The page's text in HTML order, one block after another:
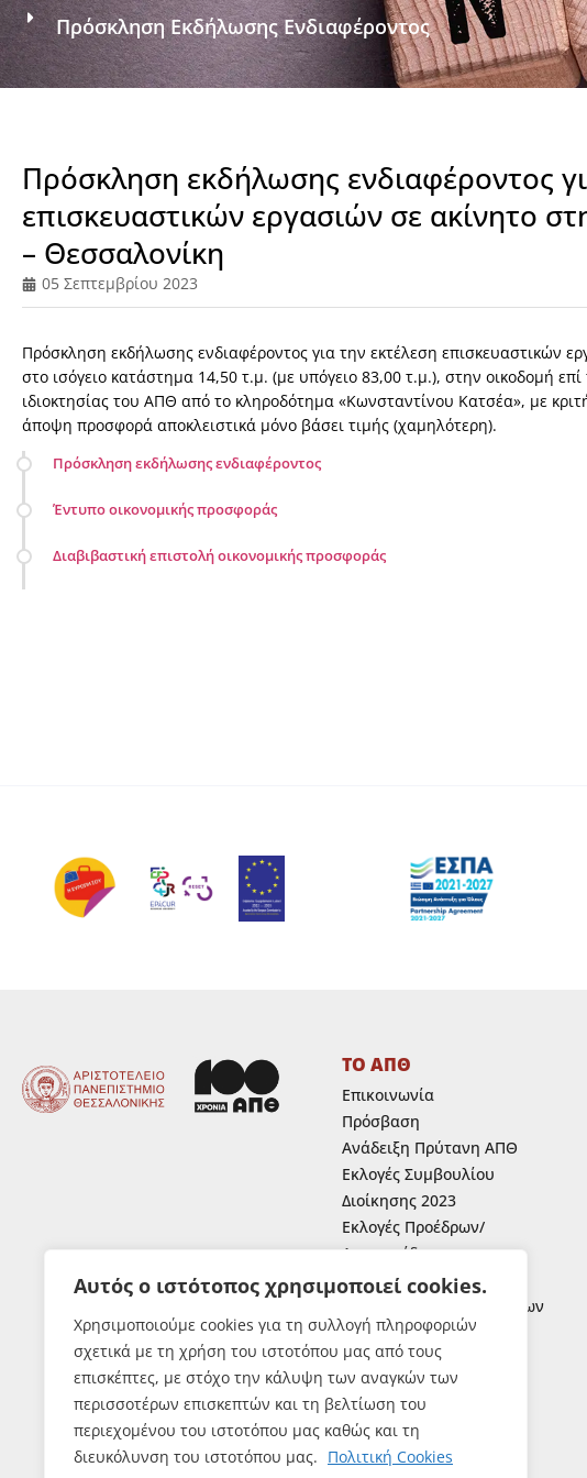
Αυτός ο ιστότοπος χρησιμοποιεί cookies.
Χρησιμοποιούμε cookies για τη συλλογή πληροφοριών
σχετικά με τη χρήση του ιστοτόπου μας από τους
επισκέπτες, με στόχο την κάλυψη των αναγκών των
περισσοτέρων επισκεπτών και τη βελτίωση του
περιεχομένου του ιστοτόπου μας καθώς και τη
διευκόλυνση του ιστοτόπου μας. Πολιτική Cookies
Πρόσκληση Εκδήλωσης Ενδιαφέροντος
Πρόσκληση εκδήλωσης ενδιαφέροντος
επισκευαστικών εργασιών σε ακίνητο
– Θεσσαλονίκη
05 Σεπτεμβρίου 2023
Πρόσκληση εκδήλωσης ενδιαφέροντος για την εκτέλεση επισκευαστικών
στο ισόγειο κατάστημα 14,50 τ.μ. (με υπόγειο 83,00 τ.μ.), στην οικοδομή
ιδιοκτησίας του ΑΠΘ από το κληροδότημα «Κωνσταντίνου Κατσέα», με
άποψη προσφορά αποκλειστικά μόνο βάσει τιμής (χαμηλότερη).
Πρόσκληση εκδήλωσης ενδιαφέροντος
Έντυπο οικονομικής προσφοράς
Διαβιβαστική επιστολή οικονομικής προσφοράς
ΤΟ ΑΠΘ
Επικοινωνία
Πρόσβαση
Ανάδειξη Πρύτανη ΑΠΘ
Εκλογές Συμβουλίου
Διοίκησης 2023
Εκλογές Προέδρων/
Αντιπροέδρων
Ανάδειξη Κοσμητόρων
Ανάδειξη εκπροσώπων των
μελών Ε.Ε.Π.,Ε.ΔΙ.Π. ΚΑΙ
Ε.Τ.Ε.Π. στα συλλογικά
όργανα του Α.Π.Θ.
Εκλογές Φοιτητών